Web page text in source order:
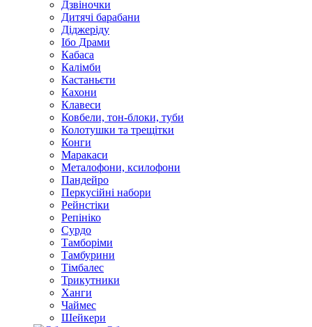
Дзвіночки
Дитячі барабани
Діджеріду
Ібо Драми
Кабаса
Калімби
Кастаньєти
Кахони
Клавеси
Ковбели, тон-блоки, туби
Колотушки та трещітки
Конги
Маракаси
Металофони, ксилофони
Пандейро
Перкусійні набори
Рейнстіки
Репініко
Сурдо
Тамборіми
Тамбурини
Тімбалес
Трикутники
Ханги
Чаймес
Шейкери